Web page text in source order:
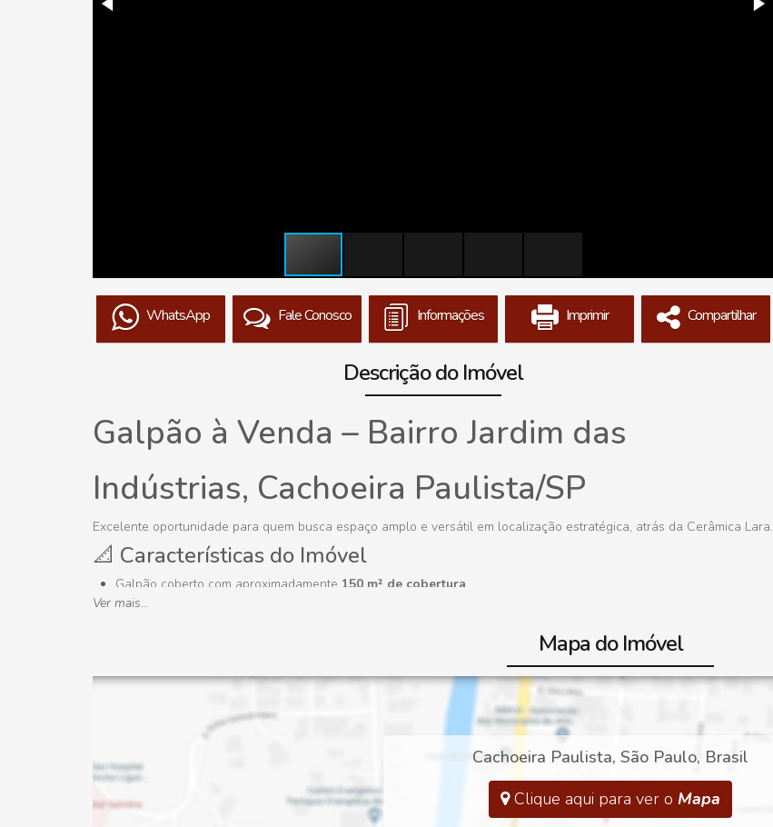
WhatsApp Fale Conosco Informações Imprimir Compartilhar
Descrição do Imóvel
Galpão à Venda – Bairro Jardim das
Indústrias, Cachoeira Paulista/SP
Excelente oportunidade para quem busca espaço amplo e versátil em localização estratégica, atrás da Cerâmica Lara.
📐 Características do Imóvel
Galpão coberto com aproximadamente 150 m² de cobertura
02 salas funcionais
01 entrada independente
Ver mais...
Mapa do Imóvel
Cachoeira Paulista, São Paulo, Brasil
Clique aqui para ver o Mapa